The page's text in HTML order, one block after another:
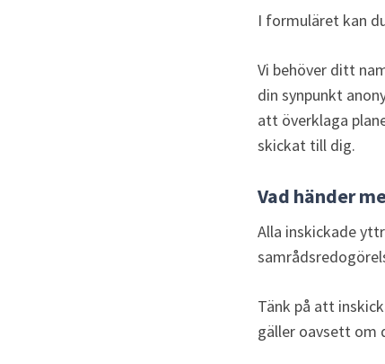
I formuläret kan
Vi behöver ditt
din synpunkt
att överklaga
skickat till dig.
Vad händer
Alla inskickade
Tänk på att
gäller oavsett om